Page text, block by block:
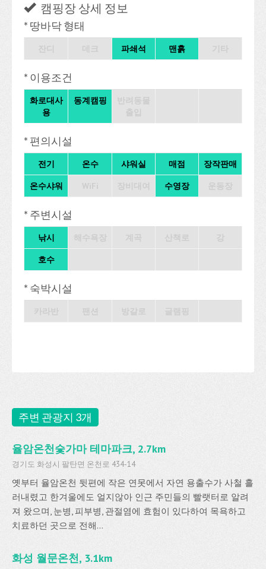
캠핑장 상세 정보
* 땅바닥 형태
파쇄석 맨흙
* 이용조건
화로대사
용
동계캠핑
* 편의시설
전기 온수 샤워실 매점 장작판매
온수샤워 수영장
* 주변시설
낚시
호수
* 숙박시설
주변 관광지 3개
율암온천숯가마 테마파크, 2.7km
경기도 화성시 팔탄면 온천로 434-14
옛부터 율암온천 뒷편에 작은 연못에서 자연 용출수가 사철 흘
러내렸고 한겨울에도 얼지않아 인근 주민들의 빨랫터로 알려
져 왔으며, 눈병, 피부병, 관절염에 효험이 있다하여 목욕하고
치료하던 곳으로 전해...
화성 월문온천, 3.1km